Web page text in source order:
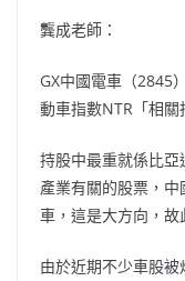
龔成老師：
GX中國電車（2845
動車指數NTR「相關
持股中最重就係比
產業有關的股票，
車，這是大方向，故
由於近期不少車股